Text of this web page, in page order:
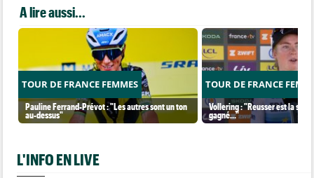
A lire aussi...
TOUR DE FRANCE FEMMES
Pauline Ferrand-Prévot : "Les autres sont un ton
au-dessus"
TOUR DE FRANCE
Vollering : "Reusser est la
gagné..."
L'INFO EN LIVE